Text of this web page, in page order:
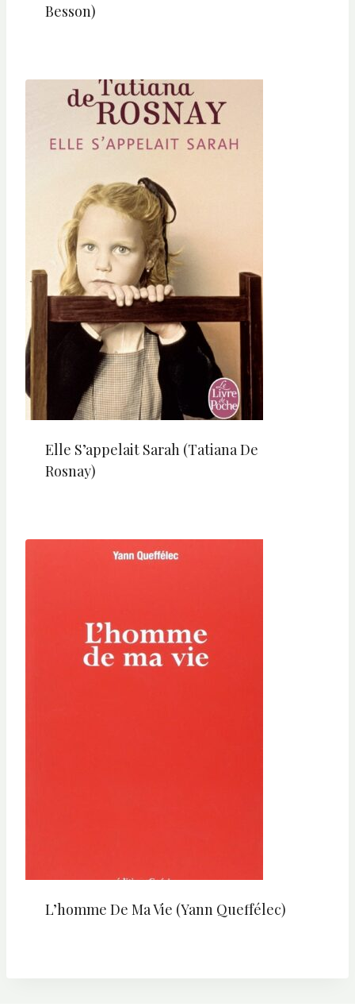
Besson)
Elle S’appelait Sarah (Tatiana De
Rosnay)
L’homme De Ma Vie (Yann Queffélec)